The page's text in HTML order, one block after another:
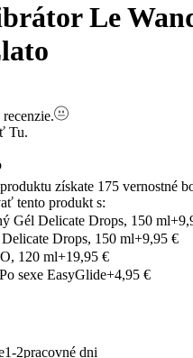
Le
Tu.
získate 175 vernostné
tento produkt s:
Gél Delicate Drops, 150 ml
Drops, 150 ml+9,95 €
120 ml+19,95 €
sexe EasyGlide+4,95 €
1-2pracovné dni